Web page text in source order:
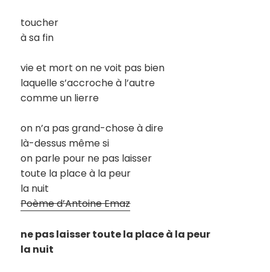
toucher
à sa fin
vie et mort on ne voit pas bien
laquelle s’accroche à l’autre
comme un lierre
on n’a pas grand-chose à dire
là-dessus même si
on parle pour ne pas laisser
toute la place à la peur
la nuit
Poème d’Antoine Emaz
ne pas laisser toute la place à la peur
la nuit